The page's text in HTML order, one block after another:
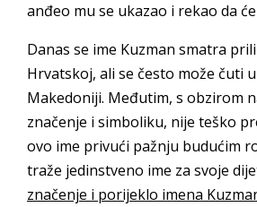
anđeo mu se ukazao i rekao da
Danas se ime Kuzman smatra
Hrvatskoj, ali se često može čuti
Makedoniji. Međutim, s obzirom
značenje i simboliku, nije teško
ovo ime privući pažnju budućim
traže jedinstveno ime za svoje
značenje i porijeklo imena